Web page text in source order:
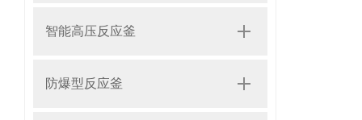
智能高压反应釜
防爆型反应釜